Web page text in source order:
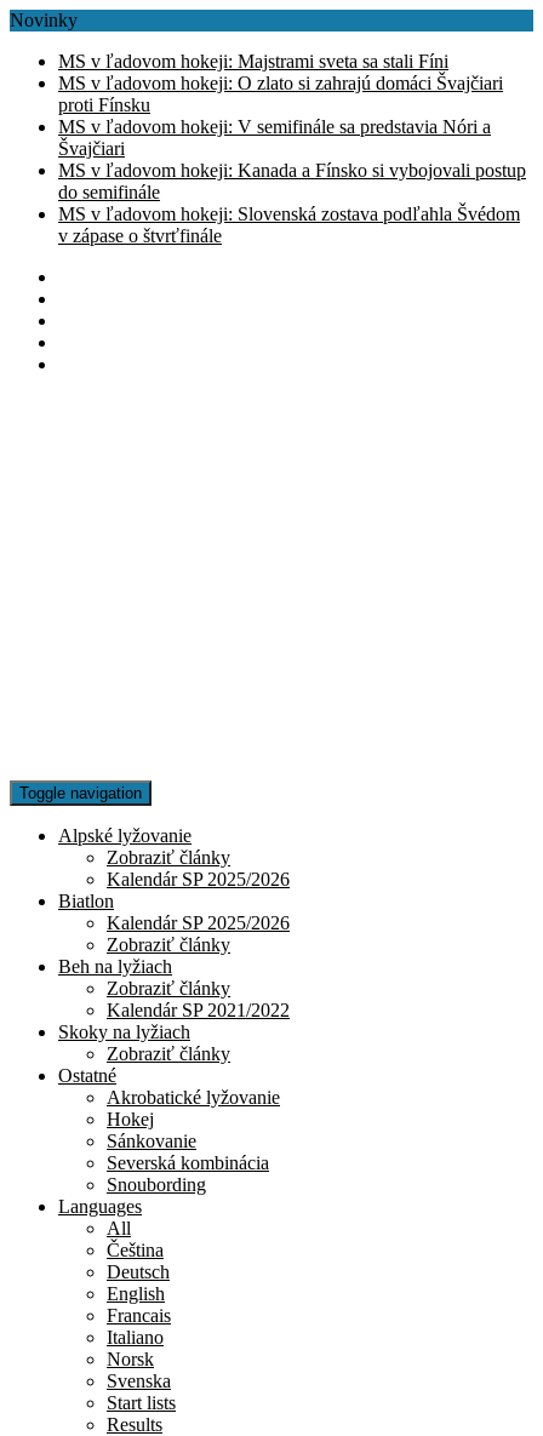
Novinky
MS v ľadovom hokeji: Majstrami sveta sa stali Fíni
MS v ľadovom hokeji: O zlato si zahrajú domáci Švajčiari
proti Fínsku
MS v ľadovom hokeji: V semifinále sa predstavia Nóri a
Švajčiari
MS v ľadovom hokeji: Kanada a Fínsko si vybojovali postup
do semifinále
MS v ľadovom hokeji: Slovenská zostava podľahla Švédom
v zápase o štvrťfinále
Toggle navigation
Alpské lyžovanie
Zobraziť články
Kalendár SP 2025/2026
Biatlon
Kalendár SP 2025/2026
Zobraziť články
Beh na lyžiach
Zobraziť články
Kalendár SP 2021/2022
Skoky na lyžiach
Zobraziť články
Ostatné
Akrobatické lyžovanie
Hokej
Sánkovanie
Severská kombinácia
Snoubording
Languages
All
Čeština
Deutsch
English
Francais
Italiano
Norsk
Svenska
Start lists
Results